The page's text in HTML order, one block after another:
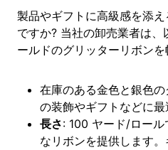
製品やギフトに高級感を添
ですか? 当社の卸売業者は
ールドのグリッターリボンを
在庫のある金色と銀色
の装飾やギフトなどに最
長さ: 100 ヤード/ロー
なリボンを提供します